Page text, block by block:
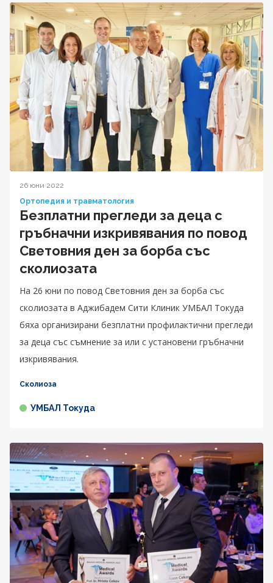
26 юни 2022
Ортопедия и травматология
Безплатни прегледи за деца с
гръбначни изкривявания по повод
Световния ден за борба със
сколиозата
На 26 юни по повод Световния ден за борба със
сколиозата в Аджибадем Сити Клиник УМБАЛ Токуда
бяха организирани безплатни профилактични прегледи
за деца със съмнение за или с установени гръбначни
изкривявания.
Сколиоза
УМБАЛ Токуда